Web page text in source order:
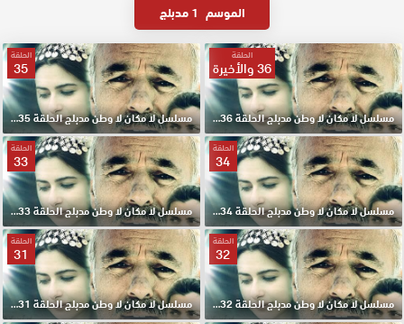
الموسم 1 مدبلج
الحلقة
36 والأخيرة
مسلسل لا مكان لا وطن مدبلج الحلقة 36 والأخيرة HD
الحلقة
35
مسلسل لا مكان لا وطن مدبلج الحلقة 35 HD
الحلقة
34
مسلسل لا مكان لا وطن مدبلج الحلقة 34 HD
الحلقة
33
مسلسل لا مكان لا وطن مدبلج الحلقة 33 HD
الحلقة
32
مسلسل لا مكان لا وطن مدبلج الحلقة 32 HD
الحلقة
31
مسلسل لا مكان لا وطن مدبلج الحلقة 31 HD